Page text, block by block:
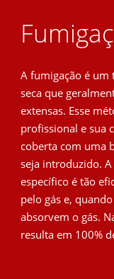
A fumigação é um
seca que
extensas. Esse
profissional e sua
coberta com uma
seja introduzido.
específico é tão
pelo gás e,
absorvem o gás.
resulta em 100%